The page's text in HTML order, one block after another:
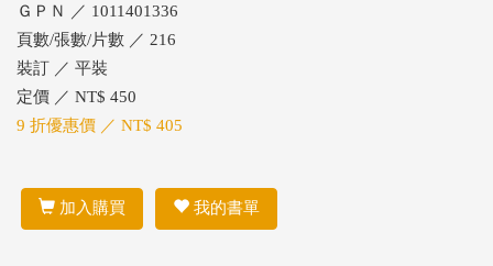
ＧＰＮ ／ 1011401336
頁數/張數/片數 ／ 216
裝訂 ／ 平裝
定價 ／ NT$ 450
9 折優惠價 ／ NT$ 405
加入購買 我的書單